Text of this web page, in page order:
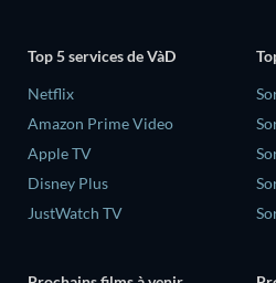
Top 5 services de VàD
Netflix
Amazon Prime Video
Apple TV
Disney Plus
JustWatch TV